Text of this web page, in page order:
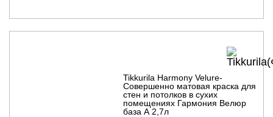
Tikkurila Harmony Velure-
Совершенно матовая краска для
стен и потолков в сухих
помещениях Гармония Велюр
база А 2,7л